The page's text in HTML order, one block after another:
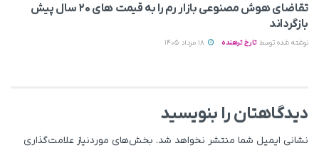
تقاضای هوش مصنوعی بازار رم را به قیمت های ۲۰ سال پیش
بازگرداند
نوشته شده توسط تارخ ترهنده
دیدگاهتان را بنویسید
نشانی ایمیل شما منتشر نخواهد شد. بخش‌های موردنیاز علامت‌گذاری